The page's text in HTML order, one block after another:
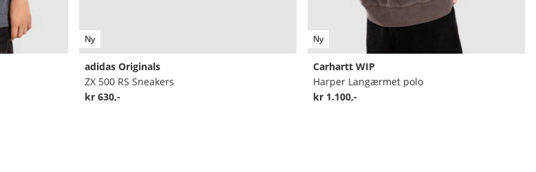
Ny
adidas Originals
ZX 500 RS Sneakers
kr 630,-
Ny
Carhartt WIP
Harper Langærmet polo
kr 1.100,-